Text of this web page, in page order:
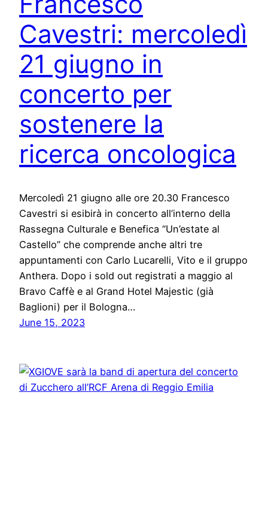
Cavestri: mercoledì
21 giugno in
concerto per
sostenere la
ricerca oncologica
Mercoledì 21 giugno alle ore 20.30 Francesco
Cavestri si esibirà in concerto all’interno della
Rassegna Culturale e Benefica “Un’estate al
Castello” che comprende anche altri tre
appuntamenti con Carlo Lucarelli, Vito e il gruppo
Anthera. Dopo i sold out registrati a maggio al
Bravo Caffè e al Grand Hotel Majestic (già
Baglioni) per il Bologna…
June 15, 2023